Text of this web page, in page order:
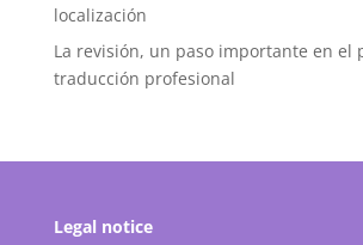
localización
La revisión, un paso importante en el
traducción profesional
Legal notice